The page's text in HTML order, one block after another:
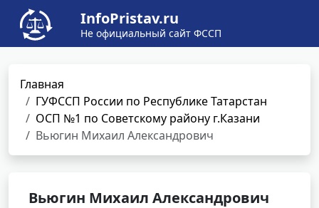
InfoPristav.ru
Не официальный сайт ФССП
Главная
ГУФССП России по Республике Татарстан
ОСП №1 по Советскому району г.Казани
Вьюгин Михаил Александрович
Вьюгин Михаил Александрович